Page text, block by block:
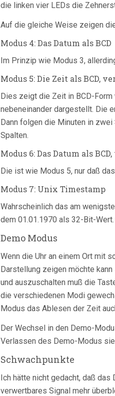
die linken vier LEDs die
Auf die gleiche Weise zeigen
Modus 4: Das Datum als BCD
Im Prinzip wie Modus 3,
Modus 5: Die Zeit als BCD,
Dies zeigt die Zeit in BCD-
nebeneinander dargestellt. Die
Dann folgen die Minuten in
Spalten.
Modus 6: Das Datum als
Die ist wie Modus 5, nur daß
Modus 7: Unix Timestamp
Wahrscheinlich das am
dem 01.01.1970 als 32-Bit-Wert.
Demo Modus
Wenn die Uhr an einem Ort mit
Darstellung zeigen möchte
und auszuschalten muß die
die verschiedenen Modi
Modus das Ablesen der Zeit
Der Wechsel in den Demo-
Verlassen des Demo-Modus
Schwachpunkte
Ich hätte nicht gedacht, daß
verwertbares Signal mehr